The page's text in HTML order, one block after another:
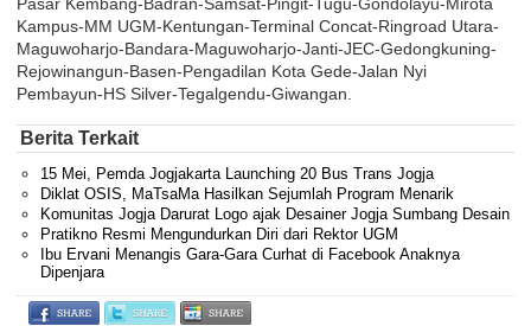
Kampus-MM UGM-Kentungan-Terminal Concat-Ringroad Utara-
Maguwoharjo-Bandara-Maguwoharjo-Janti-JEC-Gedongkuning-
Rejowinangun-Basen-Pengadilan Kota Gede-Jalan Nyi
Pembayun-HS Silver-Tegalgendu-Giwangan.
Berita Terkait
15 Mei, Pemda Jogjakarta Launching 20 Bus Trans Jogja
Diklat OSIS, MaTsaMa Hasilkan Sejumlah Program Menarik
Komunitas Jogja Darurat Logo ajak Desainer Jogja Sumbang Desain
Pratikno Resmi Mengundurkan Diri dari Rektor UGM
Ibu Ervani Menangis Gara-Gara Curhat di Facebook Anaknya
Dipenjara